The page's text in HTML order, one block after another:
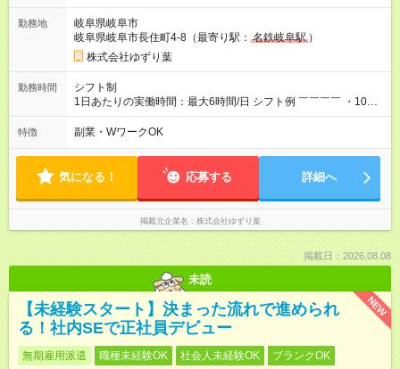
間あり 試用期間の長さ：3ヶ月 雇用形態、給与は本採用時と同
じです。
勤務地
岐阜県岐阜市
岐阜県岐阜市長住町4-8（最寄り駅： 名鉄岐阜駅 ）
株式会社ゆずり葉
勤務時間
シフト制
1日あたりの実働時間：最大6時間/日 シフト例 ￣￣￣￣ ・10：
00～15：00
特徴 副業・WワークOK
気になる！ 応募する 詳細へ
掲載元企業名 株式会社ゆずり葉
掲載日：2026.08.08
未読
NEW
【未経験スタート】決まった流れで進められ
る！社内SEで正社員デビュー
無期雇用派遣 職種未経験OK 社会人未経験OK
ブランクOK